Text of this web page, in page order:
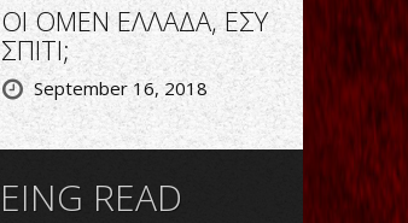
ΟΙ OMEN ΕΛΛΑΔΑ, ΕΣΥ
ΣΠΙΤΙ;
September 16, 2018
READ